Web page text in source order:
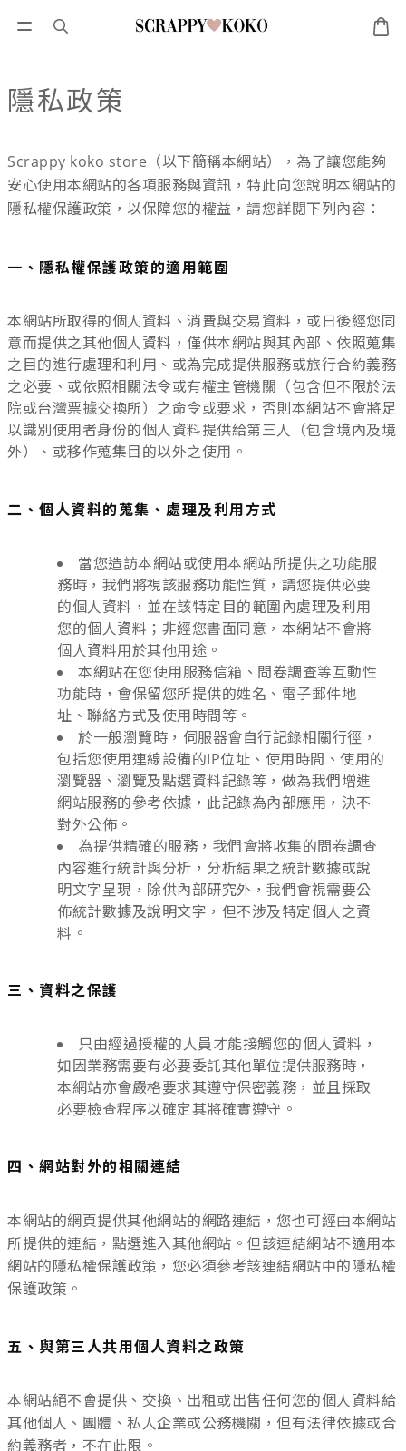
隱私政策
Scrappy koko store（以下簡稱本網站），為了讓您能夠
安心使用本網站的各項服務與資訊，特此向您說明本網站的
隱私權保護政策，以保障您的權益，請您詳閱下列內容：
一、隱私權保護政策的適用範圍
本網站所取得的個人資料、消費與交易資料，或日後經您同
意而提供之其他個人資料，僅供本網站與其內部、依照蒐集
之目的進行處理和利用、或為完成提供服務或旅行合約義務
之必要、或依照相關法令或有權主管機關（包含但不限於法
院或台灣票據交換所）之命令或要求，否則本網站不會將足
以識別使用者身份的個人資料提供給第三人（包含境內及境
外）、或移作蒐集目的以外之使用。
二、個人資料的蒐集、處理及利用方式
當您造訪本網站或使用本網站所提供之功能服
務時，我們將視該服務功能性質，請您提供必要
的個人資料，並在該特定目的範圍內處理及利用
您的個人資料；非經您書面同意，本網站不會將
個人資料用於其他用途。
本網站在您使用服務信箱、問卷調查等互動性
功能時，會保留您所提供的姓名、電子郵件地
址、聯絡方式及使用時間等。
於一般瀏覽時，伺服器會自行記錄相關行徑，
包括您使用連線設備的IP位址、使用時間、使用的
瀏覽器、瀏覽及點選資料記錄等，做為我們增進
網站服務的參考依據，此記錄為內部應用，決不
對外公佈。
為提供精確的服務，我們會將收集的問卷調查
內容進行統計與分析，分析結果之統計數據或說
明文字呈現，除供內部研究外，我們會視需要公
佈統計數據及說明文字，但不涉及特定個人之資
料。
三、資料之保護
只由經過授權的人員才能接觸您的個人資料，
如因業務需要有必要委託其他單位提供服務時，
本網站亦會嚴格要求其遵守保密義務，並且採取
必要檢查程序以確定其將確實遵守。
四、網站對外的相關連結
本網站的網頁提供其他網站的網路連結，您也可經由本網站
所提供的連結，點選進入其他網站。但該連結網站不適用本
網站的隱私權保護政策，您必須參考該連結網站中的隱私權
保護政策。
五、與第三人共用個人資料之政策
本網站絕不會提供、交換、出租或出售任何您的個人資料給
其他個人、團體、私人企業或公務機關，但有法律依據或合
約義務者，不在此限。